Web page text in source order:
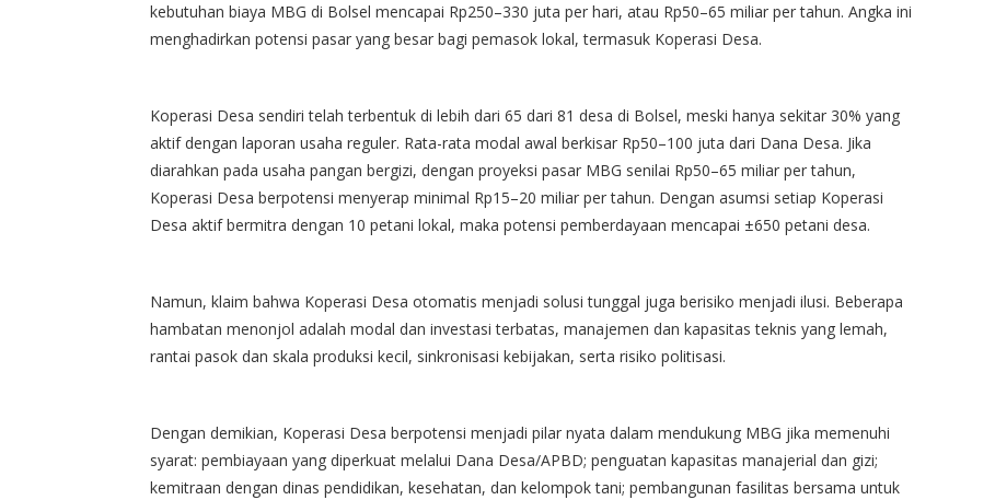
kebutuhan biaya MBG di Bolsel mencapai Rp250–330 juta per hari, atau Rp50–65 miliar per tahun. Angka ini
menghadirkan potensi pasar yang besar bagi pemasok lokal, termasuk Koperasi Desa.
Koperasi Desa sendiri telah terbentuk di lebih dari 65 dari 81 desa di Bolsel, meski hanya sekitar 30% yang
aktif dengan laporan usaha reguler. Rata-rata modal awal berkisar Rp50–100 juta dari Dana Desa. Jika
diarahkan pada usaha pangan bergizi, dengan proyeksi pasar MBG senilai Rp50–65 miliar per tahun,
Koperasi Desa berpotensi menyerap minimal Rp15–20 miliar per tahun. Dengan asumsi setiap Koperasi
Desa aktif bermitra dengan 10 petani lokal, maka potensi pemberdayaan mencapai ±650 petani desa.
Namun, klaim bahwa Koperasi Desa otomatis menjadi solusi tunggal juga berisiko menjadi ilusi. Beberapa
hambatan menonjol adalah modal dan investasi terbatas, manajemen dan kapasitas teknis yang lemah,
rantai pasok dan skala produksi kecil, sinkronisasi kebijakan, serta risiko politisasi.
Dengan demikian, Koperasi Desa berpotensi menjadi pilar nyata dalam mendukung MBG jika memenuhi
syarat: pembiayaan yang diperkuat melalui Dana Desa/APBD; penguatan kapasitas manajerial dan gizi;
kemitraan dengan dinas pendidikan, kesehatan, dan kelompok tani; pembangunan fasilitas bersama untuk